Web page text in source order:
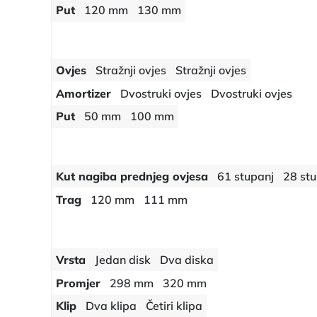
Put 120 mm 130 mm
Ovjes Stražnji ovjes
Stražnji ovjes
Amortizer
Dvostruki ovjes
Dvostruki ovjes
Put
50 mm 100 mm
Kut nagiba prednjeg ovjesa 61 stupanj
28
Trag
120 mm 111 mm
Vrsta Jedan disk
Dva diska
Promjer
298 mm
320 mm
Klip
Dva klipa Četiri klipa